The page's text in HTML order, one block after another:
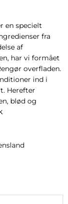
en specielt
fra
af
har vi formået
overfladen.
ind i
Herefter
blød og